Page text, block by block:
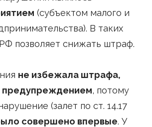
(субъектом малого и
В таких
позволяет снижать штраф.
не избежала штрафа,
предупреждением, потому
(залет по ст. 14.17
совершено впервые. У